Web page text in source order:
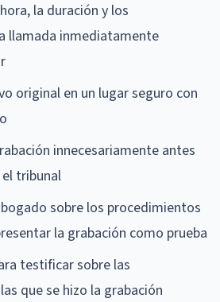
la duración y los
llamada inmediatamente
original en un lugar seguro con
innecesariamente antes
tribunal
sobre los procedimientos
la grabación como prueba
testificar sobre las
que se hizo la grabación